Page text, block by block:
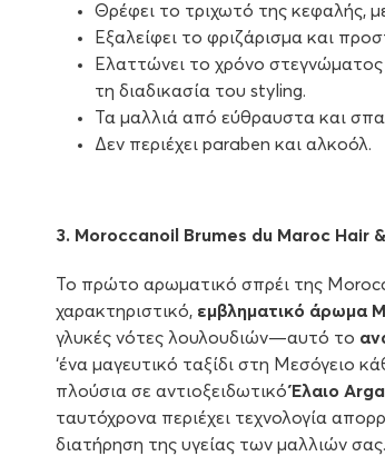
Θρέφει το τριχωτό της κεφαλής,
Εξαλείφει το φριζάρισμα και
Ελαττώνει το χρόνο στεγνώματος
τη διαδικασία του styling.
Τα μαλλιά από εύθραυστα και
Δεν περιέχει paraben και αλκοόλ.
3. Moroccanoil Brumes du Maroc Hair
Το πρώτο αρωματικό σπρέι της
χαρακτηριστικό, εμβληματικό άρωμα
γλυκές νότες λουλουδιών—αυτό το
‘ένα μαγευτικό ταξίδι στη Μεσόγειο
πλούσια σε αντιοξειδωτικόΈλαιο
ταυτόχρονα περιέχει τεχνολογία
διατήρηση της υγείας των μαλλιών σας.